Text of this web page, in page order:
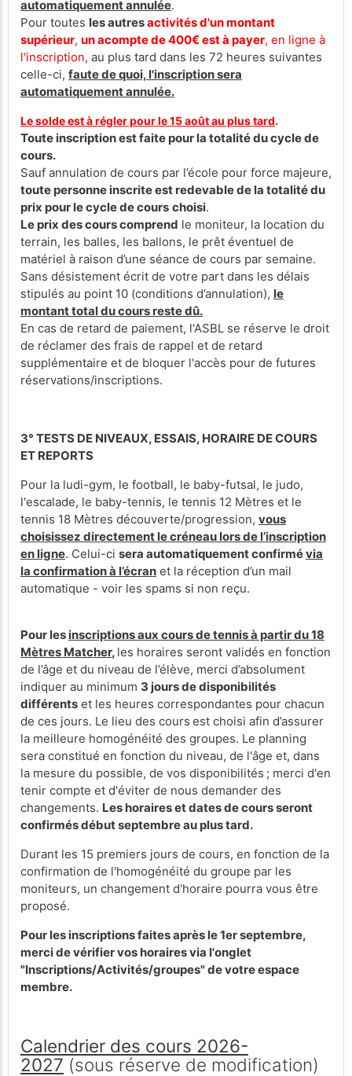
automatiquement annulée.
Pour toutes les autresactivités d'un montant
supérieur, un acompte de 400€ est à payer, en ligne à
l'inscription, au plus tard dans les 72 heures suivantes
celle-ci, faute de quoi, l'inscription sera
automatiquement annulée.
Le solde est à régler pour le 15 août au plus tard.
Toute inscription est faite pour la totalité du cycle de
cours.
Sauf annulation de cours par l’école pour force majeure,
toute personne inscrite est redevable de la totalité du
prix pour le cycle de cours choisi.
Le prix des cours comprend le moniteur, la location du
terrain, les balles, les ballons, le prêt éventuel de
matériel à raison d’une séance de cours par semaine.
Sans désistement écrit de votre part dans les délais
stipulés au point 10 (conditions d’annulation), le
montant total du cours reste dû.
En cas de retard de paiement, l'ASBL se réserve le droit
de réclamer des frais de rappel et de retard
supplémentaire et de bloquer l'accès pour de futures
réservations/inscriptions.
3° TESTS DE NIVEAUX, ESSAIS, HORAIRE DE COURS
ET REPORTS
Pour la ludi-gym, le football, le baby-futsal, le judo,
l'escalade, le baby-tennis, le tennis 12 Mètres et le
tennis 18 Mètres découverte/progression, vous
choisissez directement le créneau lors de l’inscription
en ligne. Celui-ci sera automatiquement confirmévia
la confirmation à l’écran et la réception d’un mail
automatique - voir les spams si non reçu.
Pour les inscriptions aux cours de tennis à partir du 18
Mètres Matcher, les horaires seront validés en fonction
de l’âge et du niveau de l’élève, merci d’absolument
indiquer au minimum 3 jours de disponibilités
différents et les heures correspondantes pour chacun
de ces jours. Le lieu des cours est choisi afin d’assurer
la meilleure homogénéité des groupes. Le planning
sera constitué en fonction du niveau, de l'âge et, dans
la mesure du possible, de vos disponibilités ; merci d'en
tenir compte et d'éviter de nous demander des
changements. Les horaires et dates de cours seront
confirmés début septembre au plus tard.
Durant les 15 premiers jours de cours, en fonction de la
confirmation de l'homogénéité du groupe par les
moniteurs, un changement d'horaire pourra vous être
proposé.
Pour les inscriptions faites après le 1er septembre,
merci de vérifier vos horaires via l'onglet
"Inscriptions/Activités/groupes" de votre espace
membre.
Calendrier des cours 2026-
2027 (sous réserve de modification)